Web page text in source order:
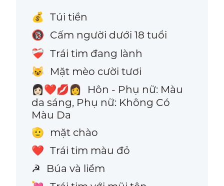
💰 Túi tiền
🔞 Cấm người dưới 18 tuổi
❤️‍🩹 Trái tim đang lành
😺 Mặt mèo cười tươi
👩🏻‍❤️‍💋‍👩
Hôn - Phụ nữ: Màu
da sáng, Phụ nữ: Không Có
Màu Da
🫡 mặt chào
❤️ Trái tim màu đỏ
☭ Búa và liềm